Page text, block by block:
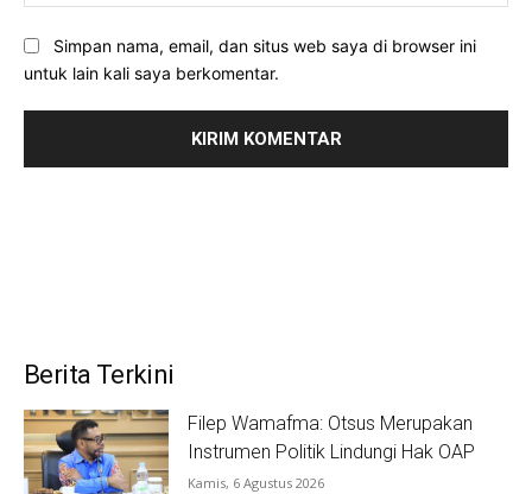
Simpan nama, email, dan situs web saya di browser ini
untuk lain kali saya berkomentar.
Berita Terkini
Filep Wamafma: Otsus Merupakan
Instrumen Politik Lindungi Hak OAP
Kamis, 6 Agustus 2026